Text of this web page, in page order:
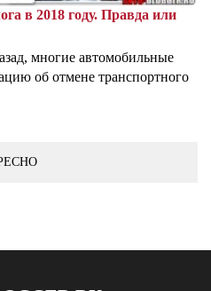
в 2018 году. Правда или
многие автомобильные
об отмене транспортного